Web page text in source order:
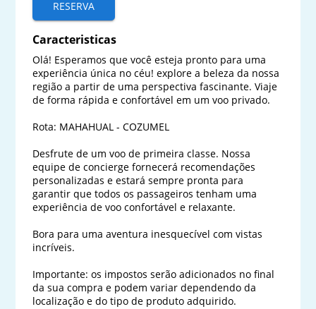
RESERVA
Caracteristicas
Olá! Esperamos que você esteja pronto para uma
experiência única no céu! explore a beleza da nossa
região a partir de uma perspectiva fascinante. Viaje
de forma rápida e confortável em um voo privado.
Rota: MAHAHUAL - COZUMEL
Desfrute de um voo de primeira classe. Nossa
equipe de concierge fornecerá recomendações
personalizadas e estará sempre pronta para
garantir que todos os passageiros tenham uma
experiência de voo confortável e relaxante.
Bora para uma aventura inesquecível com vistas
incríveis.
Importante: os impostos serão adicionados no final
da sua compra e podem variar dependendo da
localização e do tipo de produto adquirido.